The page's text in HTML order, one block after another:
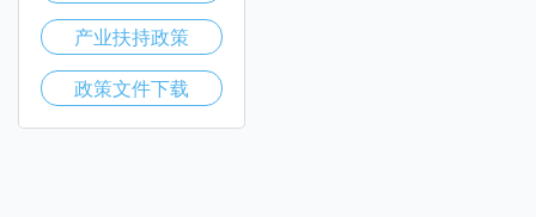
产业扶持政策
政策文件下载